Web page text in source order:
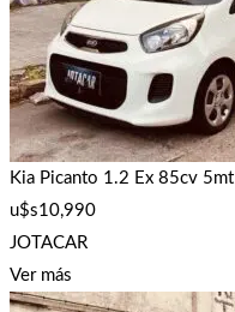
Kia Picanto 1.2 Ex 85cv 5mt
u$s10,990
JOTACAR
Ver más